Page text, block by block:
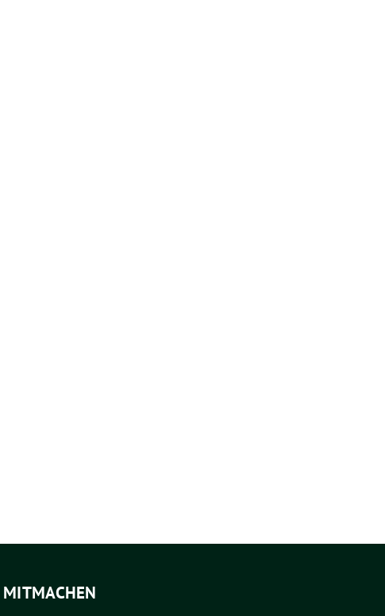
MITMACHEN